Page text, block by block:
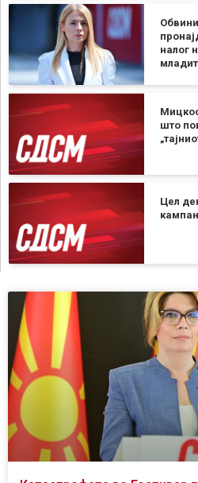
налог
што
Цел